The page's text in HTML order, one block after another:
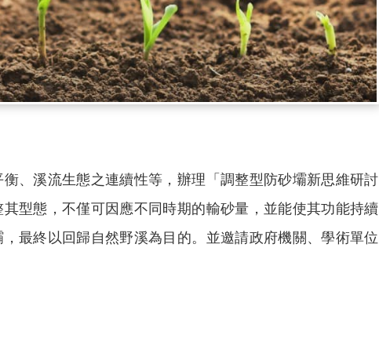
溪流生態之連續性等，辦理「調整型防砂壩新思維研討
型態，不僅可因應不同時期的輸砂量，並能使其功能持續
最終以回歸自然野溪為目的。並邀請政府機關、學術單位